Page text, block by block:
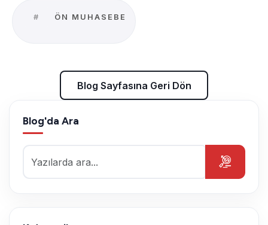
# ÖN MUHASEBE
Blog Sayfasına Geri Dön
Blog Sayfasına Geri Dön
Blog'da Ara